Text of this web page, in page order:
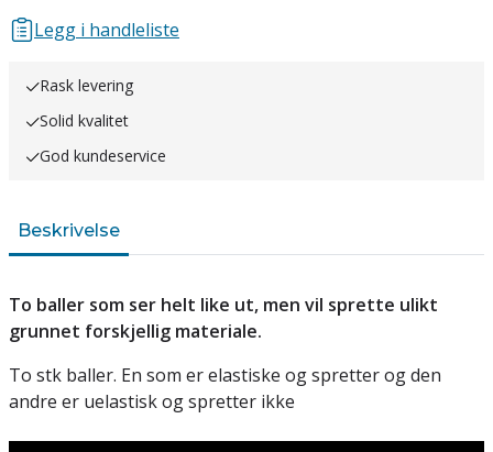
Legg i handleliste
Rask levering
Solid kvalitet
God kundeservice
Beskrivelse
To baller som ser helt like ut, men vil sprette ulikt
grunnet forskjellig materiale.
To stk baller. En som er elastiske og spretter og den
andre er uelastisk og spretter ikke